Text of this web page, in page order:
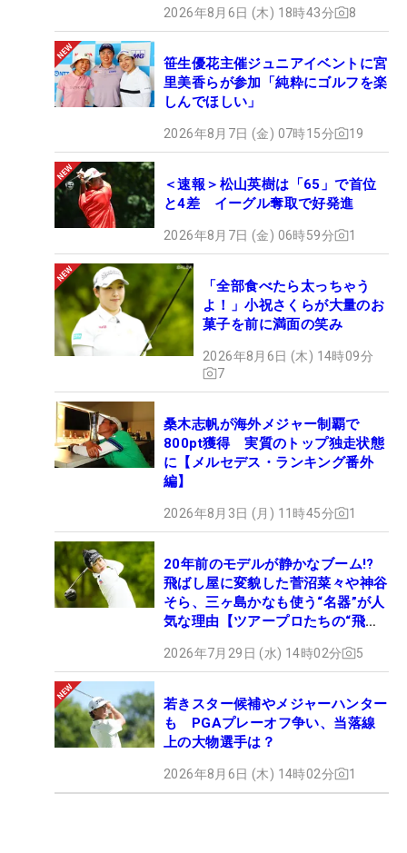
2026年8月6日 (木) 18時43分 8
笹生優花主催ジュニアイベントに宮
里美香らが参加「純粋にゴルフを楽
しんでほしい」
2026年8月7日 (金) 07時15分 19
＜速報＞松山英樹は「65」で首位
と4差 イーグル奪取で好発進
2026年8月7日 (金) 06時59分 1
「全部食べたら太っちゃう
よ！」小祝さくらが大量のお
菓子を前に満面の笑み
2026年8月6日 (木) 14時09分
7
桑木志帆が海外メジャー制覇で
800pt獲得 実質のトップ独走状態
に【メルセデス・ランキング番外
編】
2026年8月3日 (月) 11時45分 1
20年前のモデルが静かなブーム!?
飛ばし屋に変貌した菅沼菜々や神谷
そら、三ヶ島かなも使う“名器”が人
気な理由【ツアープロたちの“飛ば
2026年7月29日 (水) 14時02分 5
若きスター候補やメジャーハンター
も PGAプレーオフ争い、当落線
上の大物選手は？
2026年8月6日 (木) 14時02分 1